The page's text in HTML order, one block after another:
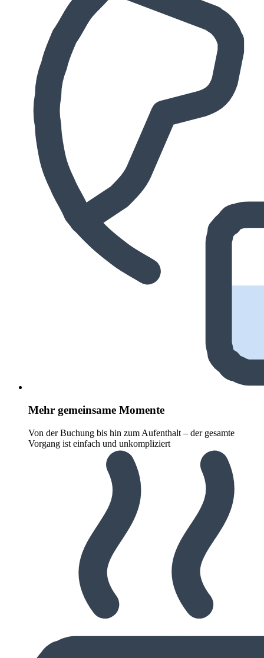
Mehr gemeinsame Momente
Von der Buchung bis hin zum Aufenthalt – der gesamte
Vorgang ist einfach und unkompliziert